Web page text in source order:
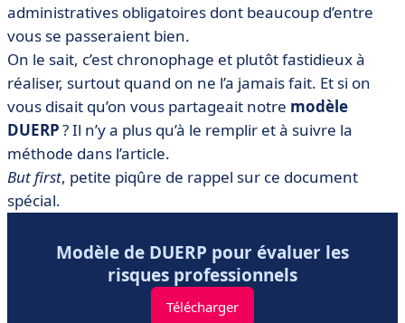
• Quel est le contenu du document unique (et sa
forme) ?
• Comment rédiger le DUER ?
• Modèle DUERP à télécharger gratuitement
• Gagnez du temps et utilisez un logiciel pour
automatiser le document unique
• On résume
administratives obligatoires dont beaucoup d’entre
vous se passeraient bien.
On le sait, c’est chronophage et plutôt fastidieux à
réaliser, surtout quand on ne l’a jamais fait. Et si on
vous disait qu’on vous partageait notre modèle
DUERP? Il n’y a plus qu’à le remplir et à suivre la
méthode dans l’article.
But first, petite piqûre de rappel sur ce document
spécial.
Modèle de DUERP pour évaluer les
risques professionnels
Télécharger